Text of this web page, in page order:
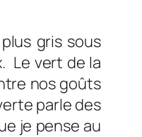
gris sous
Le vert de la
nos goûts
parle des
je pense au